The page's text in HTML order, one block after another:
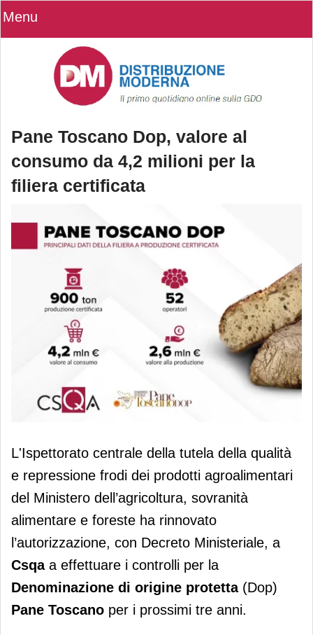
Menu
Pane Toscano Dop, valore al
consumo da 4,2 milioni per la
filiera certificata
Pane Toscano Dop, valore al
consumo da 4,2 milioni per la filiera
certificata
L'Ispettorato centrale della tutela della qualità
e repressione frodi dei prodotti agroalimentari
del Ministero dell’agricoltura, sovranità
alimentare e foreste ha rinnovato
l’autorizzazione, con Decreto Ministeriale, a
Csqaa effettuare i controlli per la
Denominazione di origine protetta(Dop)
Pane Toscano per i prossimi tre anni.